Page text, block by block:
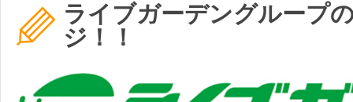
ライブガーデングループ
ジ！！